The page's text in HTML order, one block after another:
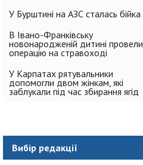
У Бурштині на АЗС сталась бійка
В Івано-Франківську
новонародженій дитині провели
операцію на стравоході
У Карпатах рятувальники
допомогли двом жінкам, які
заблукали під час збирання ягід
Вибір редакції